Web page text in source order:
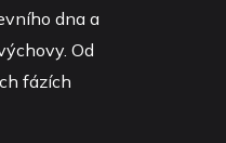
dna a
Od
fázích